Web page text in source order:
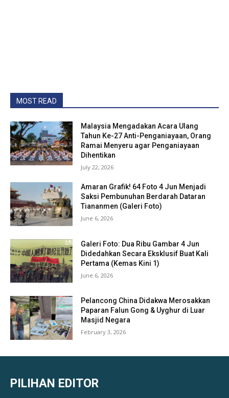
MOST READ
Malaysia Mengadakan Acara Ulang
Tahun Ke-27 Anti-Penganiayaan, Orang
Ramai Menyeru agar Penganiayaan
Dihentikan
July 22, 2026
Amaran Grafik! 64 Foto 4 Jun Menjadi
Saksi Pembunuhan Berdarah Dataran
Tiananmen (Galeri Foto)
June 6, 2026
Galeri Foto: Dua Ribu Gambar 4 Jun
Didedahkan Secara Eksklusif Buat Kali
Pertama (Kemas Kini 1)
June 6, 2026
Pelancong China Didakwa Merosakkan
Paparan Falun Gong & Uyghur di Luar
Masjid Negara
February 3, 2026
PILIHAN EDITOR